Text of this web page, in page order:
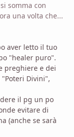
somma con
una volta che...
aver letto il tuo
"healer puro".
preghiere e dei
Divini",
il pg un po
evitare di
(anche se sarà